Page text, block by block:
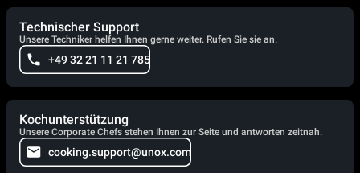
Technischer Support
Unsere Techniker helfen Ihnen gerne weiter. Rufen Sie sie an.
+49 32 21 11 21 785
Kochunterstützung
Unsere Corporate Chefs stehen Ihnen zur Seite und antworten zeitnah.
cooking.support@unox.com